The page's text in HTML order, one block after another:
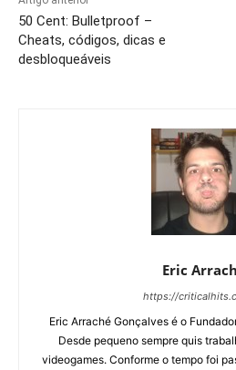
50 Cent: Bulletproof –
Cheats, códigos, dicas e
desbloqueáveis
Eric
https://
Eric Arraché Gonçalves é o
Desde pequeno sempre quis
videogames. Conforme o tempo foi